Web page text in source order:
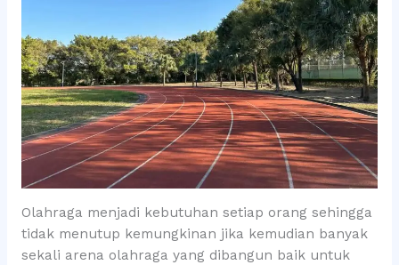
Olahraga menjadi kebutuhan setiap orang sehingga
tidak menutup kemungkinan jika kemudian banyak
sekali arena olahraga yang dibangun baik untuk